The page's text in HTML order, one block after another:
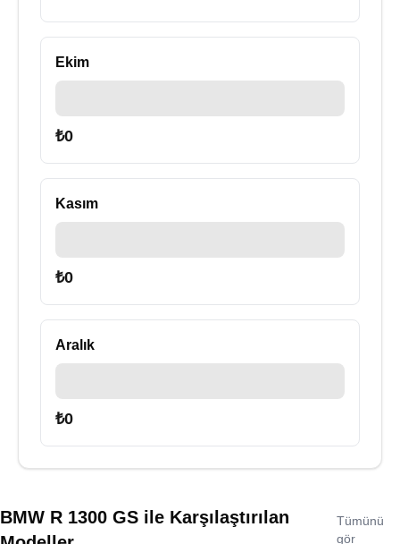
Ekim
₺0
Kasım
₺0
Aralık
₺0
BMW R 1300 GS ile Karşılaştırılan
Tümünü
gör